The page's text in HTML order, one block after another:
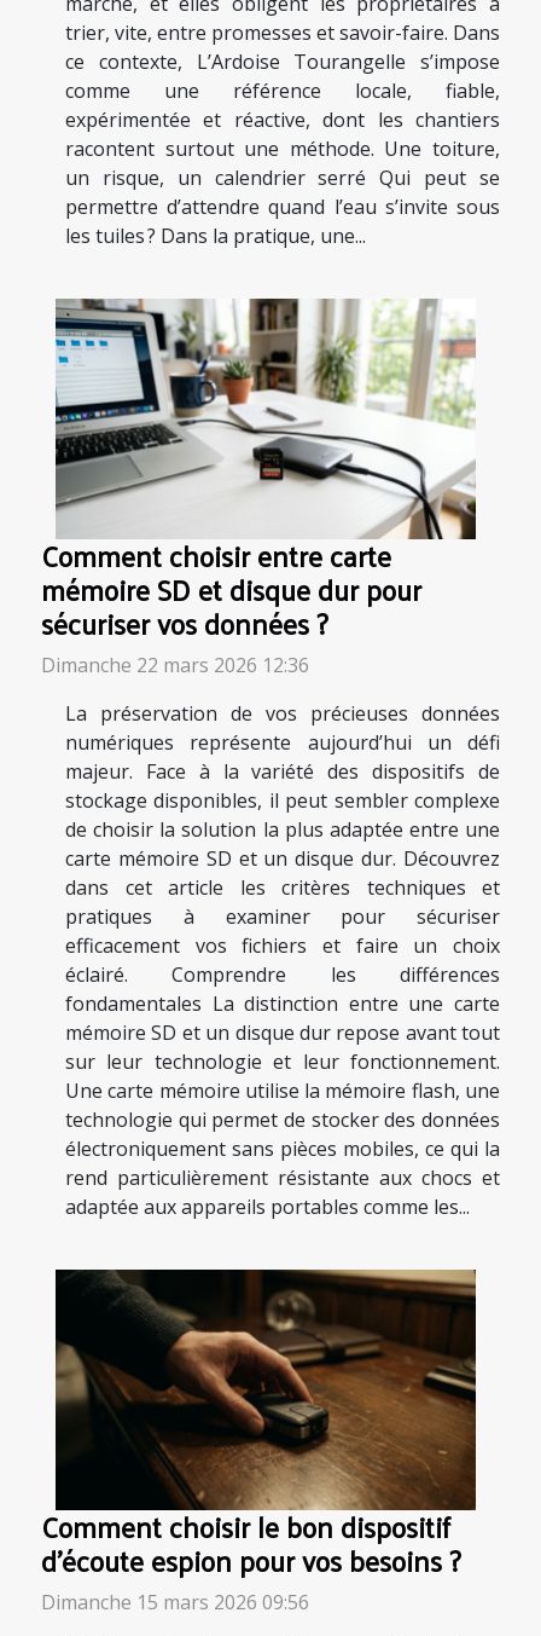
trier, vite, entre promesses et savoir-faire. Dans
ce contexte, L’Ardoise Tourangelle s’impose
comme une référence locale, fiable,
expérimentée et réactive, dont les chantiers
racontent surtout une méthode. Une toiture,
un risque, un calendrier serré Qui peut se
permettre d’attendre quand l’eau s’invite sous
les tuiles ? Dans la pratique, une...
Comment choisir entre carte
mémoire SD et disque dur pour
sécuriser vos données ?
Dimanche 22 mars 2026 12:36
La préservation de vos précieuses données
numériques représente aujourd’hui un défi
majeur. Face à la variété des dispositifs de
stockage disponibles, il peut sembler complexe
de choisir la solution la plus adaptée entre une
carte mémoire SD et un disque dur. Découvrez
dans cet article les critères techniques et
pratiques à examiner pour sécuriser
efficacement vos fichiers et faire un choix
éclairé. Comprendre les différences
fondamentales La distinction entre une carte
mémoire SD et un disque dur repose avant tout
sur leur technologie et leur fonctionnement.
Une carte mémoire utilise la mémoire flash, une
technologie qui permet de stocker des données
électroniquement sans pièces mobiles, ce qui la
rend particulièrement résistante aux chocs et
adaptée aux appareils portables comme les...
Comment choisir le bon dispositif
d'écoute espion pour vos besoins ?
Dimanche 15 mars 2026 09:56